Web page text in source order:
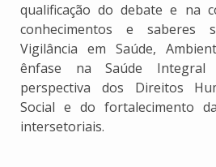
qualificação do debate e na
conhecimentos e saberes
Vigilância em Saúde,
ênfase na Saúde
perspectiva dos Direitos
Social e do fortalecimento
intersetoriais.